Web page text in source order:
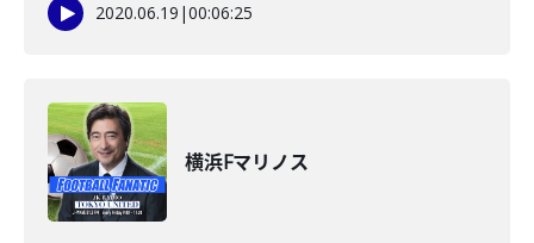
2020.06.19 |00:06:25
横浜Fマリノス